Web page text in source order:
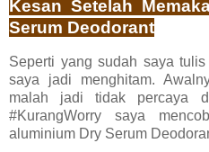
Kesan Setelah
Serum Deodorant
Seperti yang sudah saya
saya jadi menghitam.
malah jadi tidak percaya
#KurangWorry saya
aluminium Dry Serum